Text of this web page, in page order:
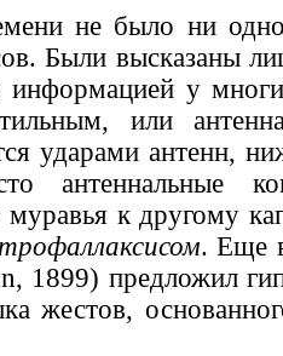
не было ни
Были высказаны
информацией у
или
ударами антенн,
антеннальные
муравья к другому
трофаллаксисом. Еще
1899) предложил
жестов,